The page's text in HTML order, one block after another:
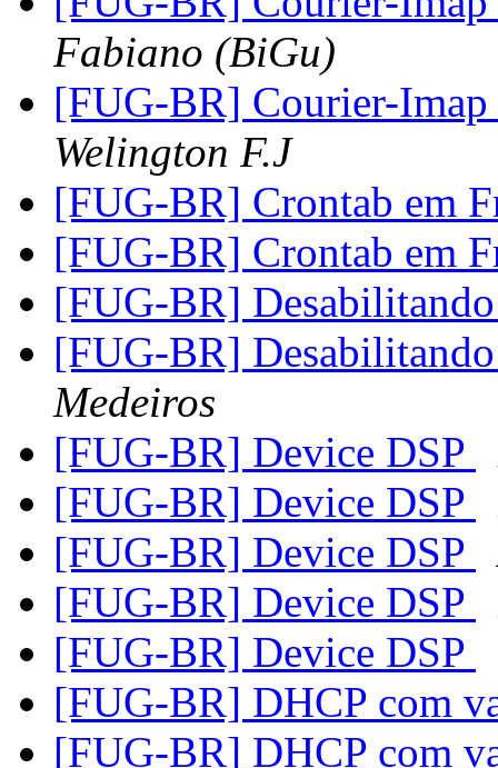
Fabiano (BiGu)
[FUG-BR] Courier-Imap
Welington F.J
[FUG-BR] Crontab em
[FUG-BR] Crontab em
[FUG-BR]
[FUG-BR]
Medeiros
[FUG-BR] Device DSP
[FUG-BR] Device DSP
[FUG-BR] Device DSP
[FUG-BR] Device DSP
[FUG-BR] Device DSP
[FUG-BR] DHCP com
[FUG-BR] DHCP com